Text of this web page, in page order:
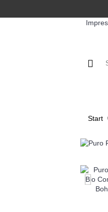
Start